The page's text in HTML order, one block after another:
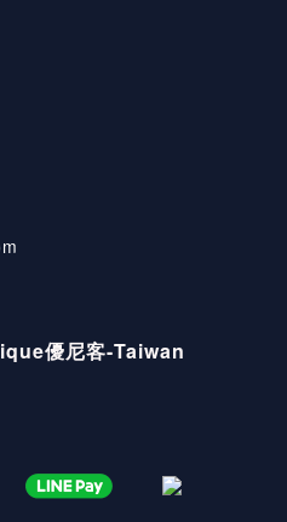
優尼客-Taiwan